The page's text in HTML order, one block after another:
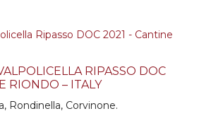
RIPASSO DOC
RIONDO – ITALY
Rondinella, Corvinone.